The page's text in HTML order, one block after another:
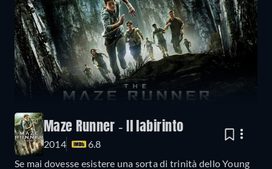
Maze Runner - Il labirinto
2014
6.8
Se mai dovesse esistere una sorta di trinità dello Young